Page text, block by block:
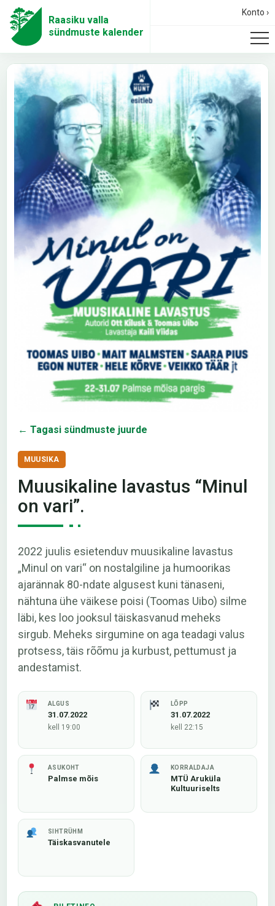
Raasiku valla
sündmuste kalender
Konto ›
← Tagasi sündmuste juurde
MUUSIKA
Muusikaline lavastus “Minul
on vari”.
2022 juulis esietenduv muusikaline lavastus
„Minul on vari“ on nostalgiline ja humoorikas
ajarännak 80-ndate algusest kuni tänaseni,
nähtuna ühe väikese poisi (Toomas Uibo) silme
läbi, kes loo jooksul täiskasvanud meheks
sirgub. Meheks sirgumine on aga teadagi valus
protsess, täis rõõmu ja kurbust, pettumust ja
andestamist.
ALGUS
31.07.2022
kell 19:00
LÕPP
31.07.2022
kell 22:15
ASUKOHT
Palmse mõis
KORRALDAJA
MTÜ Aruküla
Kultuuriselts
SIHTRÜHM
Täiskasvanutele